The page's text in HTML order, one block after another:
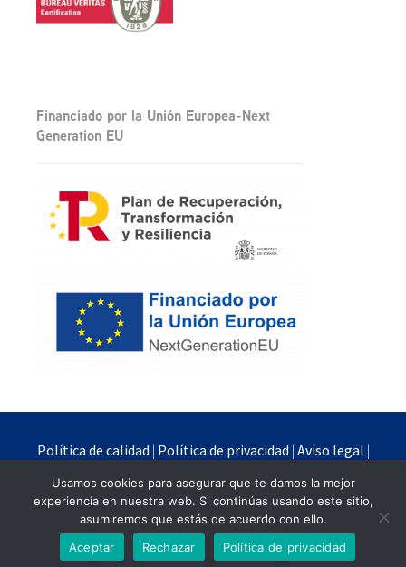
Financiado por la Unión Europea-Next
Generation EU
Quimipur S.L.U. © 2024
Powered byBranding Industrial
Política de calidad | Política de privacidad | Aviso legal |
Usamos cookies para asegurar que te damos la mejor
experiencia en nuestra web. Si continúas usando este sitio,
asumiremos que estás de acuerdo con ello.
Aceptar
Rechazar Política de privacidad